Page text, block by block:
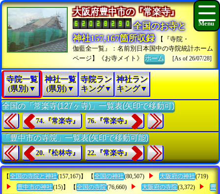
大阪府豊中市の『常楽寺』
全国のお寺と
神社157,167箇所収録
【『寺院・
伽藍全一覧』：名前別日本国中の寺院統計ホーム
ページ】《お寺メイト》ホーム [As of 26/07/28]
寺院一覧
(県別)▼
神社一覧
(県別)▼
寺院ラン
キング▼
神社ラン
キング▼
全国の「常楽寺(127ヶ寺)」一覧表(矢印で移動可)
74.『常楽寺』 76.『常楽寺』
「豊中市の寺院」一覧表(矢印で移動可能)
20.『松林寺』 22.『常楽寺』
【 全国の寺院と神社(157,167)】 【 全国の神社(80,507) 大阪府の神社(719)
豊中市の神社(15)】 【 全国の寺院(76,660) 大阪府の寺院(3,372)
豊